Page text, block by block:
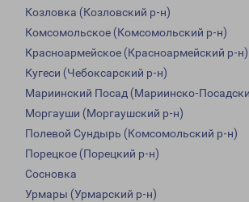
Козловка (Козловский р-н)
Комсомольское (Комсомольский р-н)
Красноармейское (Красноармейский р-н)
Кугеси (Чебоксарский р-н)
Мариинский Посад (Мариинско-
Моргауши (Моргаушский р-н)
Полевой Сундырь (Комсомольский р-н)
Порецкое (Порецкий р-н)
Сосновка
Урмары (Урмарский р-н)